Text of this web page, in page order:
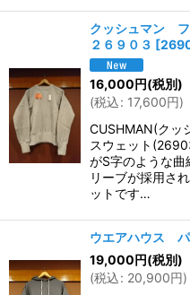
クッシュマン
２６９０３ [
16,000円(税別)
(税込: 17,600円)
CUSHMAN(クッ
スウェット
がS字のような曲
リーブが採用さ
ットです…
ウエアハウス
19,000円(税別)
(税込: 20,900円)